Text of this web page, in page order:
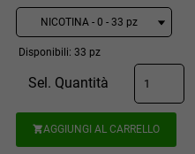
Disponibili: 33 pz
Sel. Quantità
AGGIUNGI AL CARRELLO